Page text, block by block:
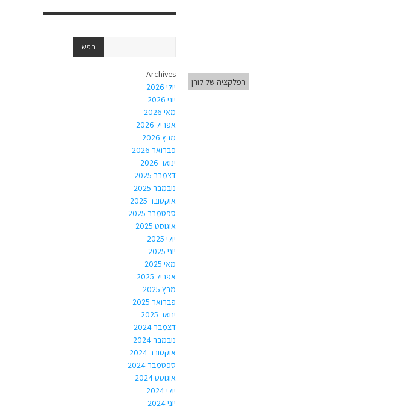
רפלקציה של לורן
Archives
יולי 2026
יוני 2026
מאי 2026
אפריל 2026
מרץ 2026
פברואר 2026
ינואר 2026
דצמבר 2025
נובמבר 2025
אוקטובר 2025
ספטמבר 2025
אוגוסט 2025
יולי 2025
יוני 2025
מאי 2025
אפריל 2025
מרץ 2025
פברואר 2025
ינואר 2025
דצמבר 2024
נובמבר 2024
אוקטובר 2024
ספטמבר 2024
אוגוסט 2024
יולי 2024
יוני 2024